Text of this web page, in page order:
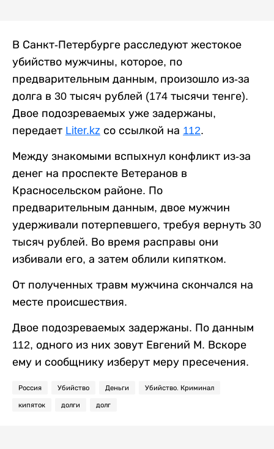
В Санкт-Петербурге расследуют жестокое
убийство мужчины, которое, по
предварительным данным, произошло из-за
долга в 30 тысяч рублей (174 тысячи тенге).
Двое подозреваемых уже задержаны,
передает Liter.kz со ссылкой на 112.
Между знакомыми вспыхнул конфликт из-за
денег на проспекте Ветеранов в
Красносельском районе. По
предварительным данным, двое мужчин
удерживали потерпевшего, требуя вернуть 30
тысяч рублей. Во время расправы они
избивали его, а затем облили кипятком.
От полученных травм мужчина скончался на
месте происшествия.
Двое подозреваемых задержаны. По данным
112, одного из них зовут Евгений М. Вскоре
ему и сообщнику изберут меру пресечения.
Россия Убийство Деньги Убийство. Криминал
кипяток долги долг